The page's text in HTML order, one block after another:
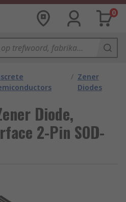
0
/ Zener
Diodes
Diode,
2-Pin SOD-